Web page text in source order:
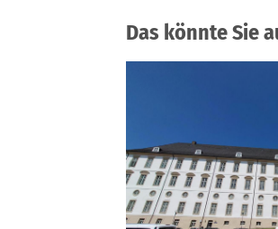
Das könnte Sie